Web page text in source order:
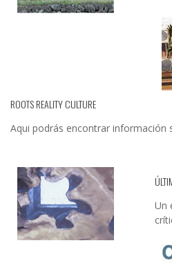
ROOTS REALITY CULTURE
Aqui podrás encontrar información
Un